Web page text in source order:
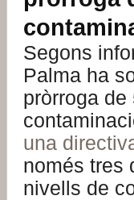
Segons
Palma ha
pròrroga
una
només tres
nivells de